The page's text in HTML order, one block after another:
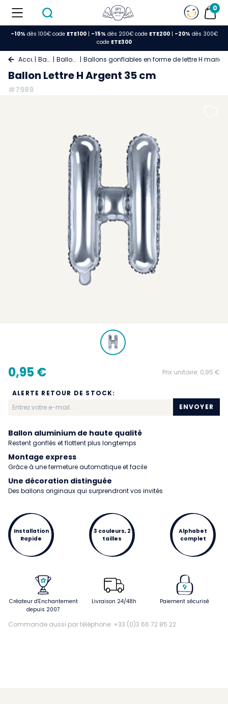
0
-10% dès 100€ code ETE100| -15% dès 200€ code ETE200| -20% dès 300€
code ETE300
Accueil Ballons Ballon Lettre Ballons gonflables en forme de lettre H
Ballon Lettre H Argent 35 cm
#7989
0,95 € Prix unitaire: 0,95 €
ALERTE RETOUR DE STOCK:
ENVOYER
Ballon aluminium de haute qualité
Restent gonflés et flottent plus longtemps
Montage express
Grâce à une fermeture automatique et facile
Une décoration distinguée
Des ballons originaux qui surprendront vos invités
Installation
Rapide
3 couleurs, 2
tailles
Alphabet
complet
Créateur d'Enchantement
depuis 2007
Livraison 24/48h Paiement sécurisé
Commande aussi par téléphone: +33 (0)3 66 72 85 22